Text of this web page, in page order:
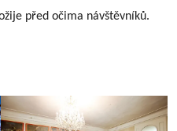
před očima návštěvníků.